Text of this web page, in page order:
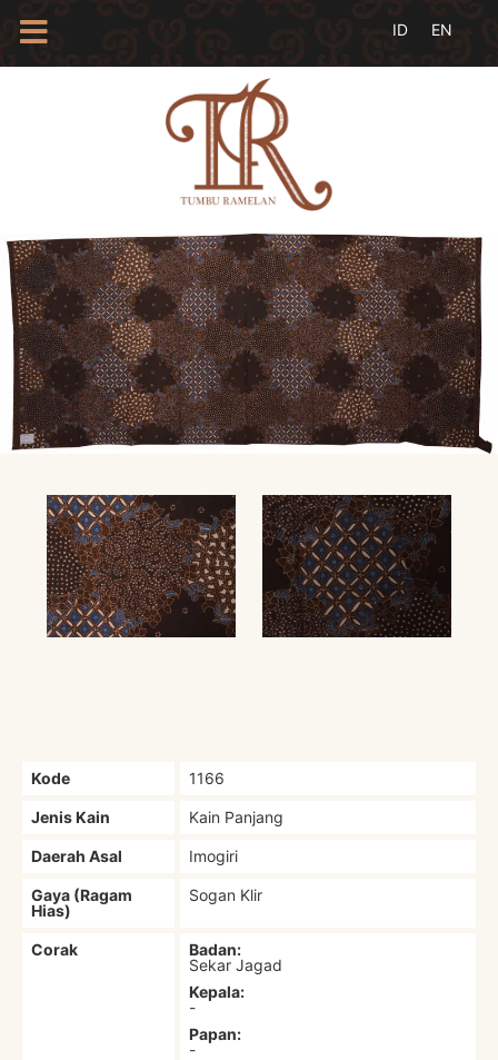
PROFIL
INSAN
BATIK
KAMUS
BATIK
KATALOG
BATIK
TANYA
LINKS
Kode 1166
Jenis Kain Kain Panjang
Daerah Asal Imogiri
Gaya (Ragam
Hias)
Sogan Klir
Corak
Badan:
Sekar Jagad
Kepala:
-
Papan:
-